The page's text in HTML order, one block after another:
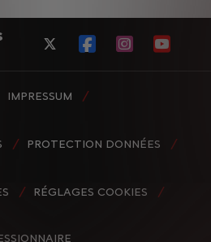
IMPRESSUM
PROTECTION DONNÉES
RÉGLAGES COOKIES